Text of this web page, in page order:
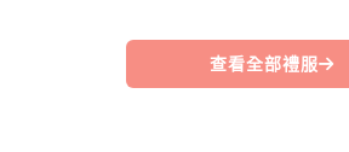
查看全部禮服